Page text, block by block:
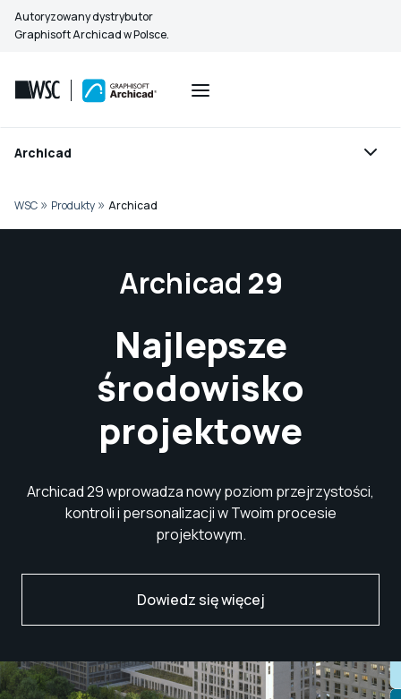
Przejdź
do
Autoryzowany dystrybutor
Graphisoft Archicad w Polsce.
Archicad
WSC » Produkty » Archicad
Archicad 29
Najlepsze
środowisko
projektowe
Archicad 29 wprowadza nowy poziom przejrzystości,
kontroli i personalizacji w Twoim procesie
projektowym.
Dowiedz się więcej